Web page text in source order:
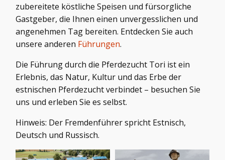
zubereitete köstliche Speisen und fürsorgliche
Gastgeber, die Ihnen einen unvergesslichen und
angenehmen Tag bereiten. Entdecken Sie auch
unsere anderen Führungen.
Die Führung durch die Pferdezucht Tori ist ein
Erlebnis, das Natur, Kultur und das Erbe der
estnischen Pferdezucht verbindet – besuchen Sie
uns und erleben Sie es selbst.
Hinweis: Der Fremdenführer spricht Estnisch,
Deutsch und Russisch.